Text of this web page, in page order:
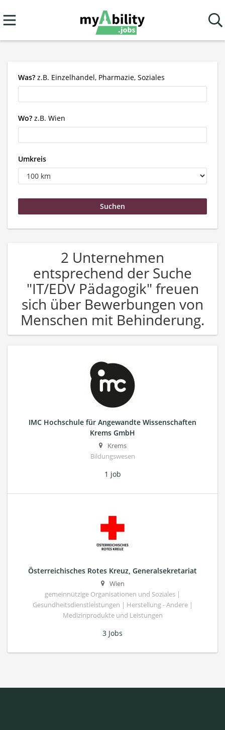
Was? z.B. Einzelhandel, Pharmazie, Soziales
Wo? z.B. Wien
Umkreis
2 Unternehmen
entsprechend der Suche
"IT/EDV Pädagogik" freuen
sich über Bewerbungen von
Menschen mit Behinderung.
IMC Hochschule für Angewandte Wissenschaften
Krems GmbH
Krems
Bildungswesen
1 job
Österreichisches Rotes Kreuz, Generalsekretariat
Wien
gemeinnützige Organisationen und Soziales |
Gesundheitsdienstleistungen | Herstellung - Andere |
Medizinprodukte und Leistungen
3 Jobs